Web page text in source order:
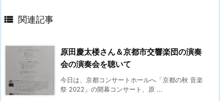
 関連記事
原田慶太楼さん＆京都市交響楽団の演奏
会の演奏会を聴いて
今日は、京都コンサートホールへ「京都の秋 音楽
祭 2022」の開幕コンサート、原 ...